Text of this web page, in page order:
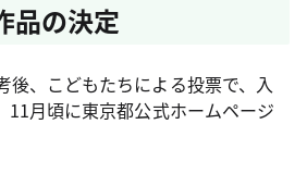
品の決定
後、こどもたちによる投票で、入
11月頃に東京都公式ホームページ